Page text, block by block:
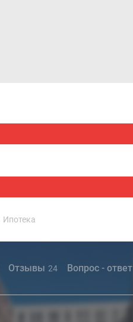
Ипотека
Отзывы 24 Вопрос - ответ